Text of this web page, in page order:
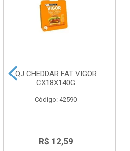
QJ CHEDDAR FAT VIGOR
CX18X140G
Código: 42590
R$ 12,59